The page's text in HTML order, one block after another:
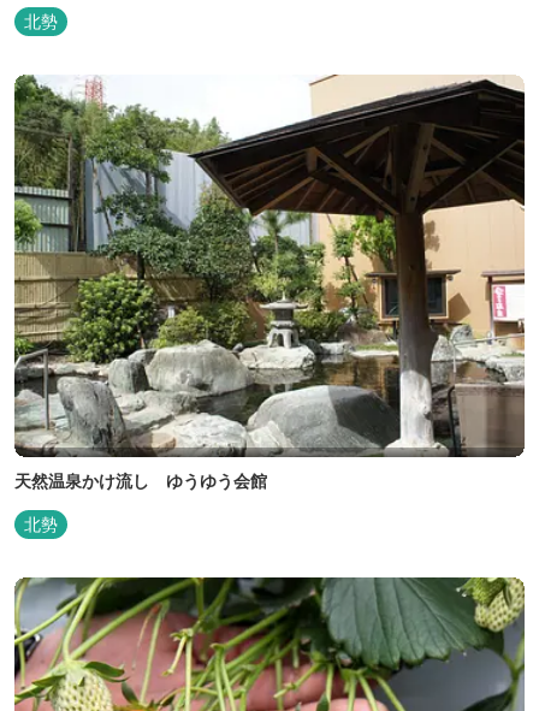
北勢
天然温泉かけ流し ゆうゆう会館
北勢